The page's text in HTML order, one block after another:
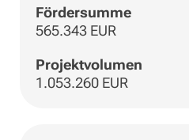
Fördersumme
565.343 EUR
Projektvolumen
1.053.260 EUR